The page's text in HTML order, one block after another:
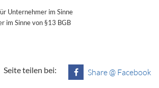
Unternehmer im Sinne
im Sinne von §13 BGB
Seite teilen bei: Share @ Facebook